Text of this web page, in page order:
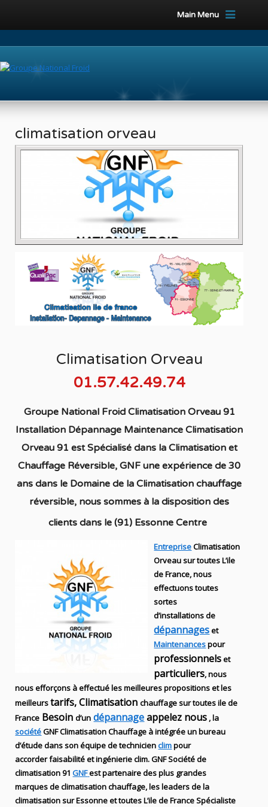
Main Menu
climatisation orveau
Climatisation Orveau
01.57.42.49.74
Groupe National Froid Climatisation Orveau 91
Installation Dépannage Maintenance Climatisation
Orveau 91 est Spécialisédans la Climatisationet
Chauffage Réversible, GNF une expérience de 30
ans dans le Domaine de la Climatisation chauffage
réversible, nous sommes à la disposition des
clients dansle (91) Essonne Centre
EntrepriseClimatisation
Orveau sur toutes L’ile
de France, nous
effectuons toutes
sortes
d’installationsde
dépannageset
Maintenancespour
professionnelset
particuliers, nous
nous efforçons à effectué les meilleures propositions et les
meilleurstarifs, Climatisationchauffage sur toutes ile de
France Besoind’un dépannageappelez nous , la
sociétéGNFClimatisation Chauffage à intégrée un bureau
d’étude dans son équipe de technicienclimpour
accorder faisabilité et ingénierieclim.GNFSociété de
climatisation 91GNFest partenaire des plus grandes
marques declimatisation chauffage, les leadersde la
climatisation sur Essonne et toutes L’ile de France Spécialiste